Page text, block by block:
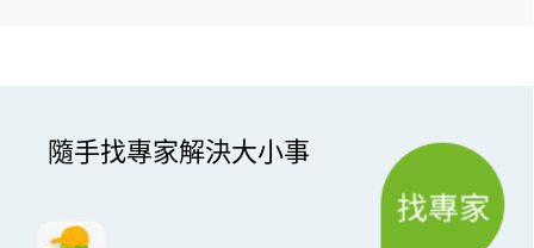
隨手找專家解決大小事